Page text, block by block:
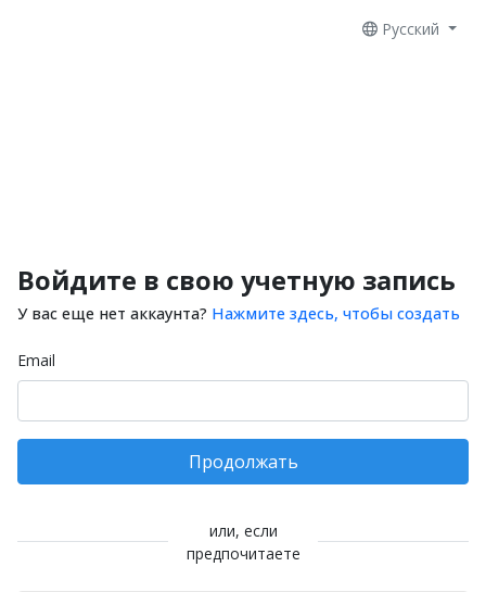
Русский
Войдите в свою учетную запись
У вас еще нет аккаунта? Нажмите здесь, чтобы создать
Email
Продолжать
или, если
предпочитаете